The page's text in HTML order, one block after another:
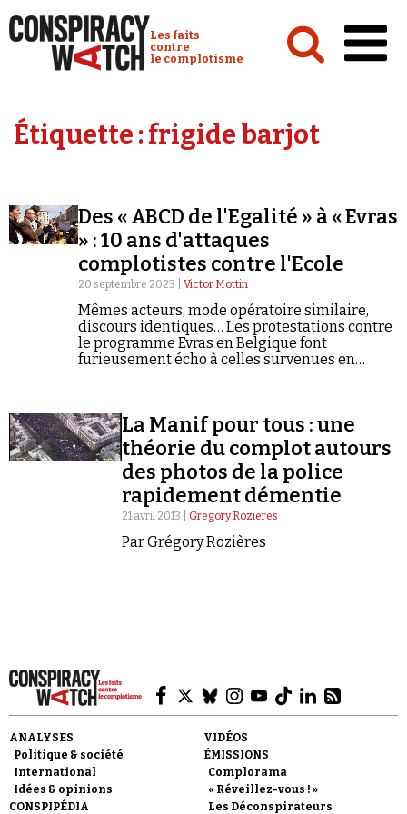
Conspiracy Watch :
Les faits
contre
le complotisme
Analyses
Vidéos
Émissions
Revues de presse
Faire un don
Étiquette :frigide barjot
Des « ABCD de l'Egalité » à « Evras
» : 10 ans d'attaques
complotistes contre l'Ecole
20 septembre 2023 | Victor Mottin
Mêmes acteurs, mode opératoire similaire,
discours identiques… Les protestations contre
le programme Evras en Belgique font
furieusement écho à celles survenues en
La Manif pour tous : une
théorie du complot autours
des photos de la police
rapidement démentie
21 avril 2013 | Gregory Rozieres
Par Grégory Rozières
ANALYSES
Politique & société
International
Idées & opinions
CONSPIPÉDIA
VIDÉOS
ÉMISSIONS
Complorama
« Réveillez-vous ! »
Les Déconspirateurs